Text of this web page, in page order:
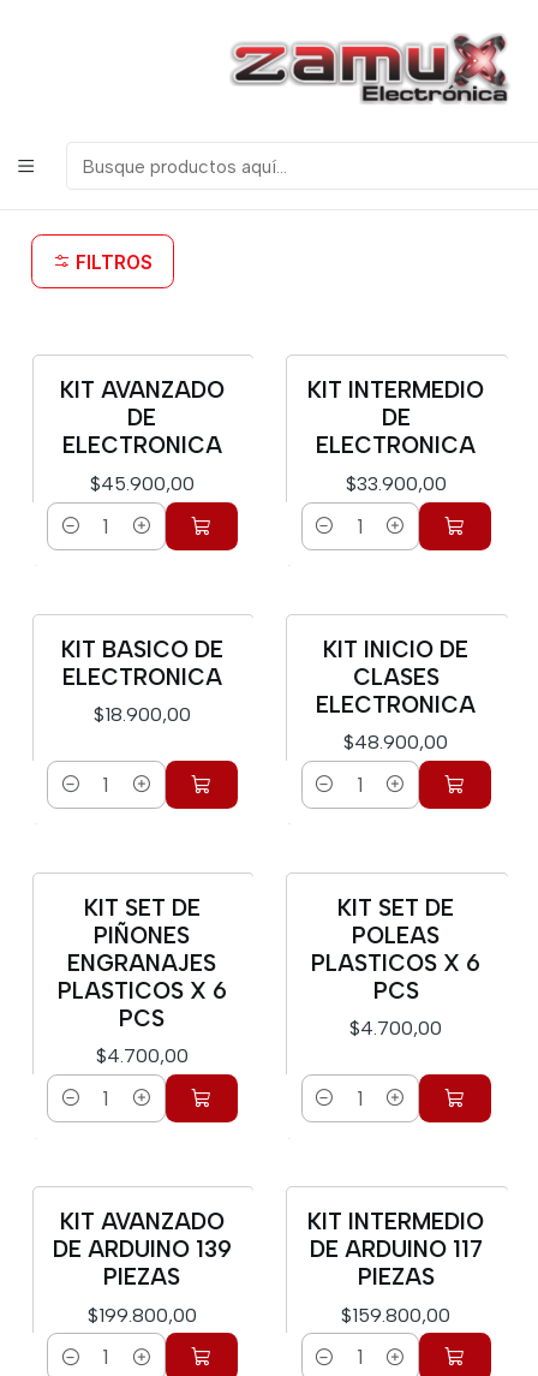
ELECTRONICOS, ROBOTICA & TECNOLOGIA
Inicio Kits
Kits
FILTROS
KIT AVANZADO
DE
ELECTRONICA
$45.900,00
Cantidad
KIT INTERMEDIO
DE
ELECTRONICA
$33.900,00
Cantidad
KIT BASICO DE
ELECTRONICA
$18.900,00
Cantidad
KIT INICIO DE
CLASES
ELECTRONICA
$48.900,00
Cantidad
KIT SET DE
PIÑONES
ENGRANAJES
PLASTICOS X 6
PCS
$4.700,00
Cantidad
KIT SET DE
POLEAS
PLASTICOS X 6
PCS
$4.700,00
Cantidad
KIT AVANZADO
DE ARDUINO 139
PIEZAS
$199.800,00
Cantidad
KIT INTERMEDIO
DE ARDUINO 117
PIEZAS
$159.800,00
Cantidad